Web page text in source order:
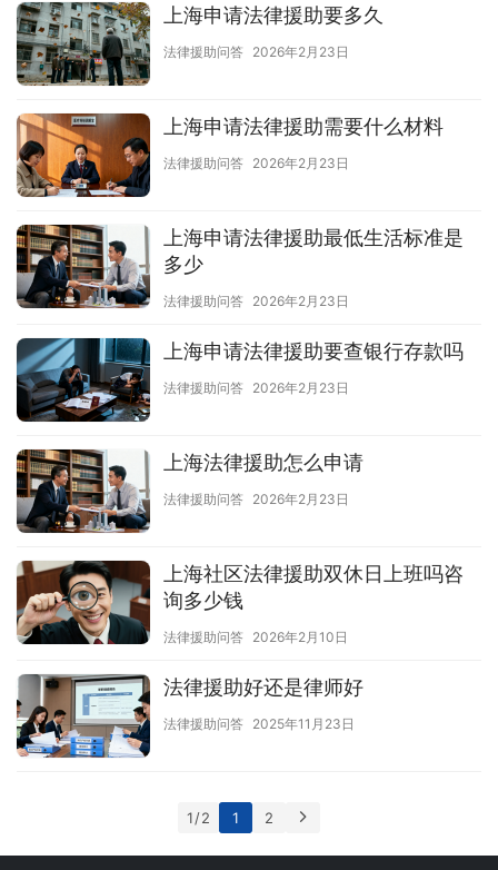
上海申请法律援助要多久
法律援助问答 2026年2月23日
上海申请法律援助需要什么材料
法律援助问答 2026年2月23日
上海申请法律援助最低生活标准是
多少
法律援助问答 2026年2月23日
上海申请法律援助要查银行存款吗
法律援助问答 2026年2月23日
上海法律援助怎么申请
法律援助问答 2026年2月23日
上海社区法律援助双休日上班吗咨
询多少钱
法律援助问答 2026年2月10日
法律援助好还是律师好
法律援助问答 2025年11月23日
1 / 2 1 2